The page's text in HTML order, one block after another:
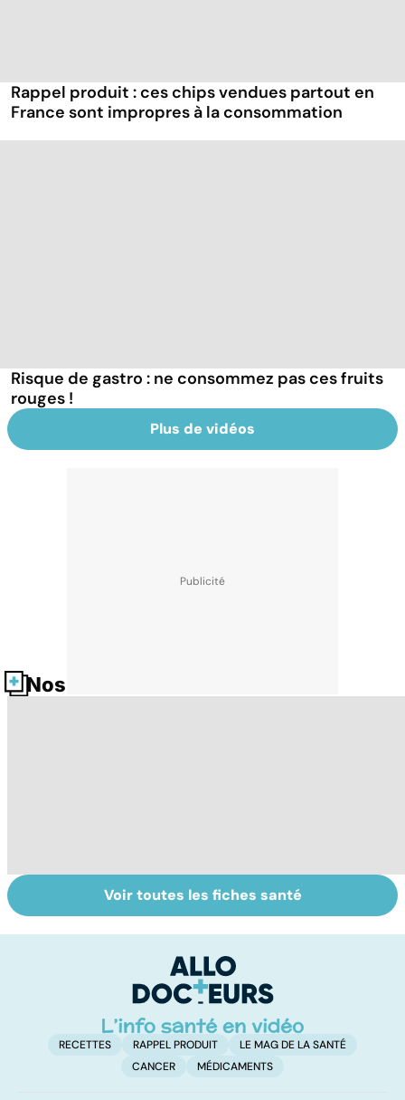
Rappel produit : ces chips vendues partout en
France sont impropres à la consommation
Risque de gastro : ne consommez pas ces fruits
rouges !
Plus de vidéos
Nos fiches santé
Tout savoir sur
les infections
Inflammation des
amygdales : que
d'angine ?
Voir toutes les fiches santé
RECETTES RAPPEL PRODUIT
LE MAG DE LA SANTÉ
CANCER
MÉDICAMENTS